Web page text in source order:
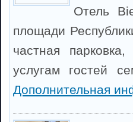
Отель
площади
частная
услугам гостей
Дополнительная